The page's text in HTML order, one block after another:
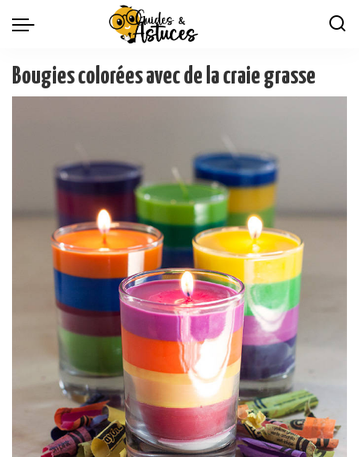
Bougies colorées avec de la craie grasse